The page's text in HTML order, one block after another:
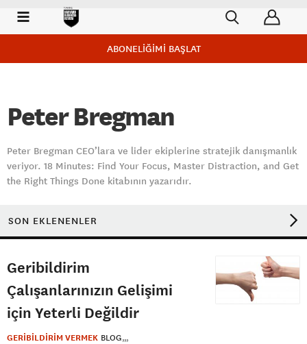
ABONELİĞİMİ BAŞLAT
Peter Bregman
Peter Bregman CEO’lara ve lider ekiplerine stratejik danışmanlık
veriyor. 18 Minutes: Find Your Focus, Master Distraction, and Get
the Right Things Done kitabının yazarıdır.
SON EKLENENLER
Geribildirim
Çalışanlarınızın Gelişimi
için Yeterli Değildir
GERİBİLDİRİM VERMEK BLOG